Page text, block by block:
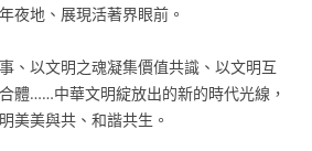
夜地、展現活著界眼前。
、以文明之魂凝集價值共識、以文明互
體……中華文明綻放出的新的時代光線，
美美與共、和諧共生。